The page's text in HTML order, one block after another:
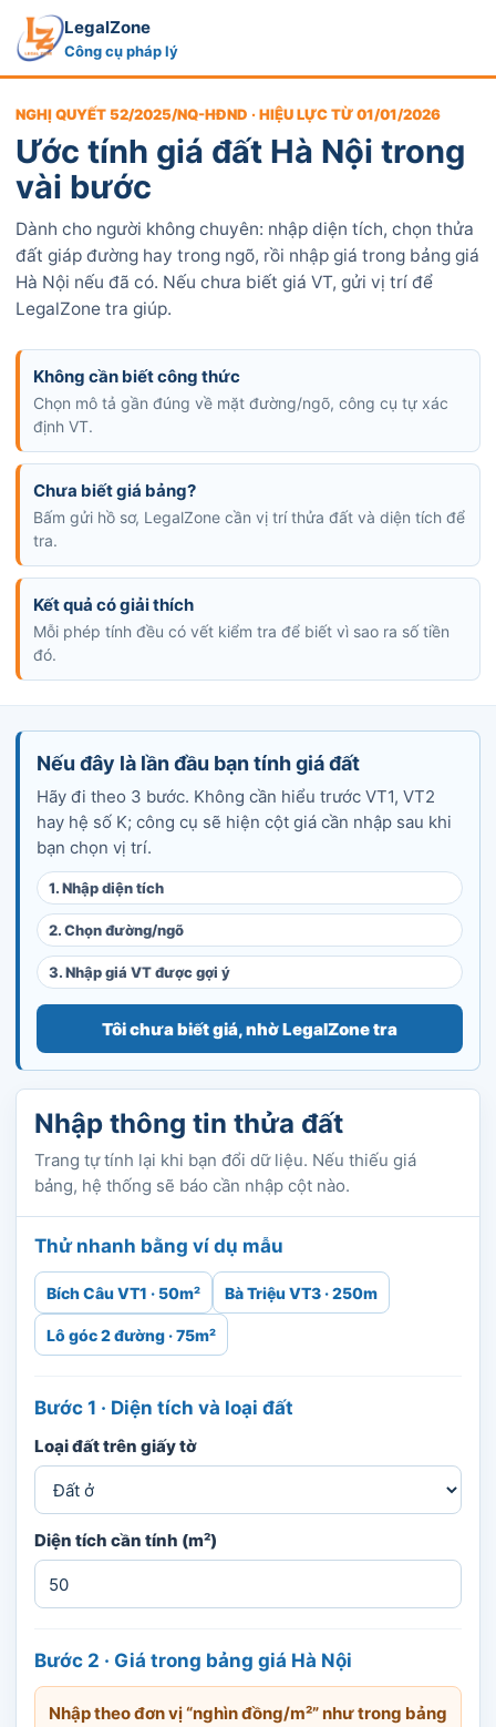
LegalZone
Công cụ pháp lý
NGHỊ QUYẾT 52/2025/NQ-HĐND · HIỆU LỰC TỪ 01/01/2026
Ước tính giá đất Hà Nội trong
vài bước
Dành cho người không chuyên: nhập diện tích, chọn thửa
đất giáp đường hay trong ngõ, rồi nhập giá trong bảng giá
Hà Nội nếu đã có. Nếu chưa biết giá VT, gửi vị trí để
LegalZone tra giúp.
Không cần biết công thức
Chọn mô tả gần đúng về mặt đường/ngõ, công cụ tự xác
định VT.
Chưa biết giá bảng?
Bấm gửi hồ sơ, LegalZone cần vị trí thửa đất và diện tích để
tra.
Kết quả có giải thích
Mỗi phép tính đều có vết kiểm tra để biết vì sao ra số tiền
đó.
Nếu đây là lần đầu bạn tính giá đất
Hãy đi theo 3 bước. Không cần hiểu trước VT1, VT2
hay hệ số K; công cụ sẽ hiện cột giá cần nhập sau khi
bạn chọn vị trí.
1. Nhập diện tích
2. Chọn đường/ngõ
3. Nhập giá VT được gợi ý
Tôi chưa biết giá, nhờ LegalZone tra
Nhập thông tin thửa đất
Trang tự tính lại khi bạn đổi dữ liệu. Nếu thiếu giá
bảng, hệ thống sẽ báo cần nhập cột nào.
Thử nhanh bằng ví dụ mẫu
Bích Câu VT1 · 50m² Bà Triệu VT3 · 250m
Lô góc 2 đường · 75m²
Bước 1 · Diện tích và loại đất
Loại đất trên giấy tờ
Diện tích cần tính (m²)
Bước 2 · Giá trong bảng giá Hà Nội
Nhập theo đơn vị “nghìn đồng/m²” như trong bảng